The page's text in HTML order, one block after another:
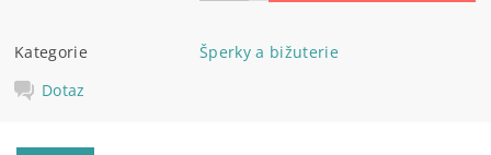
Kategorie
Šperky a bižuterie
Dotaz